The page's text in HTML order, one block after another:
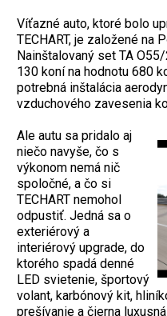
Víťazné auto, ktoré bolo
TECHART, je založené na
Nainštalovaný set TA
130 koní na hodnotu 680
potrebná inštalácia
vzduchového zavesenia
Ale autu sa pridalo aj
niečo navyše, čo s
výkonom nemá nič
spoločné, a čo si
TECHART nemohol
odpustiť. Jedná sa o
exteriérový a
interiérový upgrade, do
ktorého spadá denné
LED svietenie, športový
volant, karbónový kit,
prešívanie a čierna